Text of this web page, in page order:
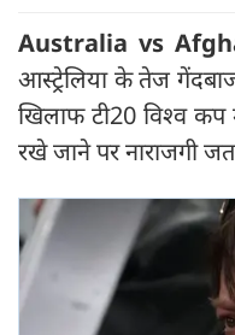
Australia vs
आस्ट्रेलिया के तेज
खिलाफ टी20 विश्व
रखे जाने पर नाराजगी